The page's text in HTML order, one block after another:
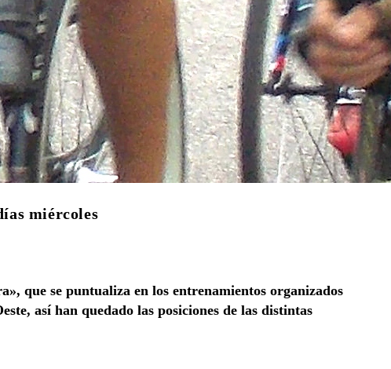
miércoles
que se puntualiza en los entrenamientos organizados
así han quedado las posiciones de las distintas